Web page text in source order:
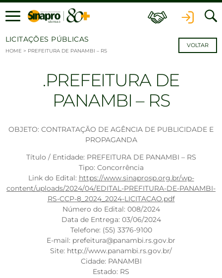
Ir para o conteúdo
LICITAÇÕES PÚBLICAS
HOME > PREFEITURA DE PANAMBI – RS
VOLTAR
PREFEITURA DE
PANAMBI – RS
OBJETO: CONTRATAÇÃO DE AGÊNCIA DE PUBLICIDADE E
PROPAGANDA
Título / Entidade: PREFEITURA DE PANAMBI – RS
Tipo: Concorrência
Link do Edital: https://www.sinaprosp.org.br/wp-
content/uploads/2024/04/EDITAL-PREFITURA-DE-PANAMBI-
RS-CCP-8_2024_2024-LICITACAO.pdf
Número do Edital: 008/2024
Data de Entrega: 03/06/2024
Telefone: (55) 3376-9100
E-mail: prefeitura@panambi.rs.gov.br
Site: http://www.panambi.rs.gov.br/
Cidade: PANAMBI
Estado: RS